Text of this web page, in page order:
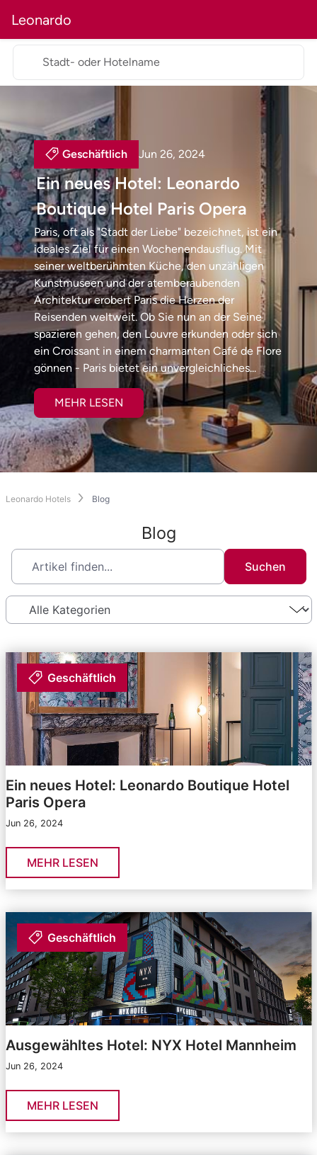
Leonardo
Geschäftlich Jun 26, 2024
Ein neues Hotel: Leonardo
Boutique Hotel Paris Opera
Paris, oft als "Stadt der Liebe" bezeichnet, ist ein
ideales Ziel für einen Wochenendausflug. Mit
seiner weltberühmten Küche, den unzähligen
Kunstmuseen und der atemberaubenden
Architektur erobert Paris die Herzen der
Reisenden weltweit. Ob Sie nun an der Seine
spazieren gehen, den Louvre erkunden oder sich
ein Croissant in einem charmanten Café de Flore
gönnen - Paris bietet ein unvergleichliches...
MEHR LESEN
Stadt- oder Hotelname
Leonardo Hotels Blog
Blog
Suchen
Geschäftlich
Ein neues Hotel: Leonardo Boutique Hotel
Paris Opera
Jun 26, 2024
MEHR LESEN
Geschäftlich
Ausgewähltes Hotel: NYX Hotel Mannheim
Jun 26, 2024
MEHR LESEN